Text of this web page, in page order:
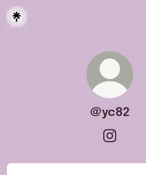
@yc82